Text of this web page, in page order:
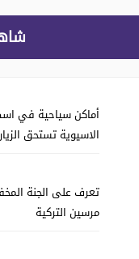
أماكن سياحية في
الاسيوية تستحق
تعرف على الجنة
مرسين التركية